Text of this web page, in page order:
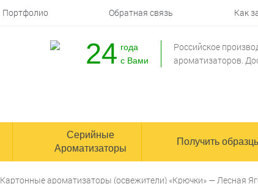
Портфолио Обратная связь Как
24 года
с Вами
Российское
ароматизаторов.
Серийные
Ароматизаторы
Получить
Картонные ароматизаторы (освежители) «Крючки» — Лесная